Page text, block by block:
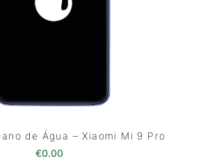
de Água – Xiaomi Mi 9 Pro
€0.00